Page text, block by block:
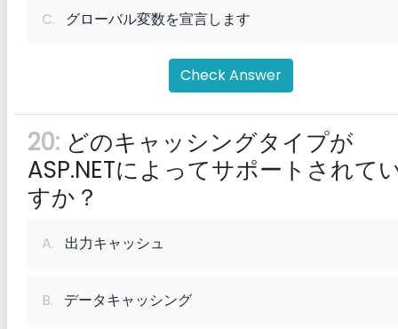
C. グローバル変数を宣言します
Check Answer
20: どのキャッシングタイプが
ASP.NETによってサポートされて
すか？
A. 出力キャッシュ
B. データキャッシング